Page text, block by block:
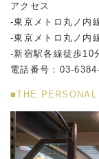
アクセス
-東京メトロ丸ノ内
-東京メトロ丸ノ内
-新宿駅各線徒歩10
電話番号：03-
■THE PERSONAL